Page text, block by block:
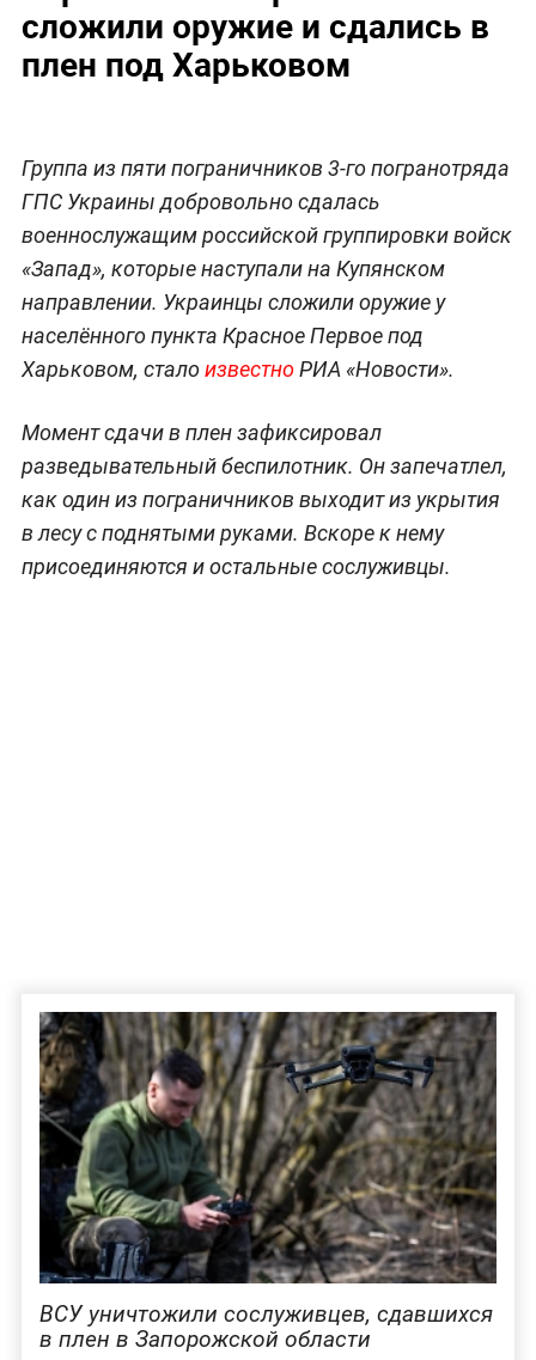
сложили оружие и сдались в
плен под Харьковом
Группа из пяти пограничников 3-го погранотряда
ГПС Украины добровольно сдалась
военнослужащим российской группировки войск
«Запад», которые наступали на Купянском
направлении. Украинцы сложили оружие у
населённого пункта Красное Первое под
Харьковом, сталоизвестноРИА «Новости».
Момент сдачи в плен зафиксировал
разведывательный беспилотник. Он запечатлел,
как один из пограничников выходит из укрытия
в лесу с поднятыми руками. Вскоре к нему
присоединяются и остальные сослуживцы.
ВСУ уничтожили сослуживцев, сдавшихся
в плен в Запорожской области